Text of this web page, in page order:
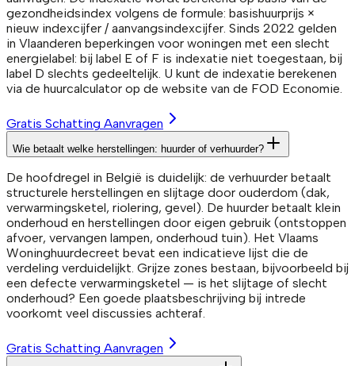
gezondheidsindex volgens de formule: basishuurprijs ×
nieuw indexcijfer / aanvangsindexcijfer. Sinds 2022 gelden
in Vlaanderen beperkingen voor woningen met een slecht
energielabel: bij label E of F is indexatie niet toegestaan, bij
label D slechts gedeeltelijk. U kunt de indexatie berekenen
via de huurcalculator op de website van de FOD Economie.
Gratis Schatting Aanvragen
Wie betaalt welke herstellingen: huurder of verhuurder?
De hoofdregel in België is duidelijk: de verhuurder betaalt
structurele herstellingen en slijtage door ouderdom (dak,
verwarmingsketel, riolering, gevel). De huurder betaalt klein
onderhoud en herstellingen door eigen gebruik (ontstoppen
afvoer, vervangen lampen, onderhoud tuin). Het Vlaams
Woninghuurdecreet bevat een indicatieve lijst die de
verdeling verduidelijkt. Grijze zones bestaan, bijvoorbeeld bij
een defecte verwarmingsketel — is het slijtage of slecht
onderhoud? Een goede plaatsbeschrijving bij intrede
voorkomt veel discussies achteraf.
Gratis Schatting Aanvragen